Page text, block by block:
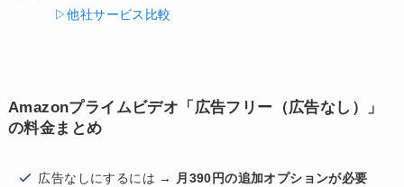
▷他社サービス比較
Amazonプライムビデオ「広告フリー（広告なし）」
の料金まとめ
広告なしにするには →
月390円の追加オプションが必要